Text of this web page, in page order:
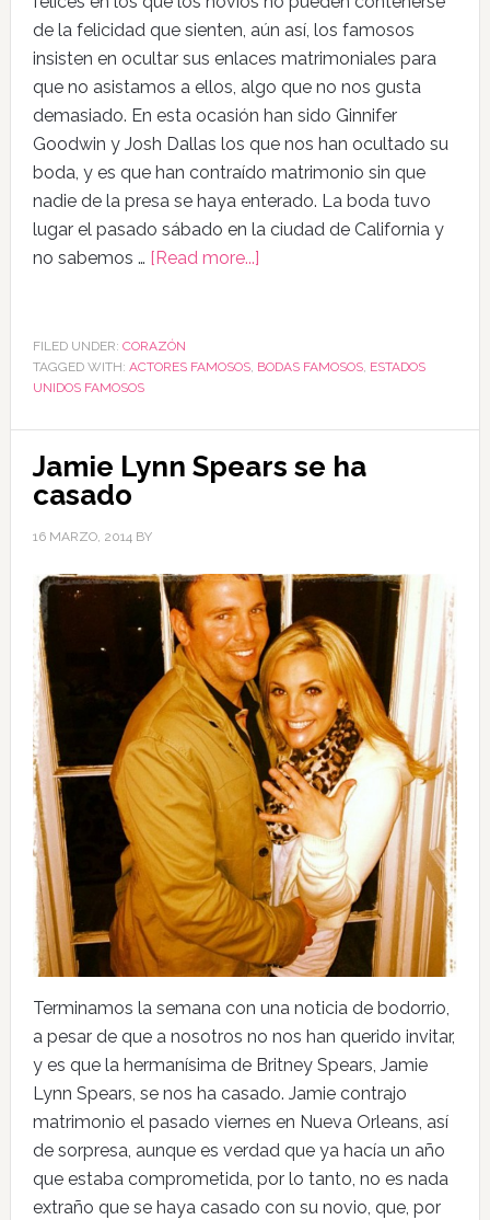
de la felicidad que sienten, aún así, los famosos
insisten en ocultar sus enlaces matrimoniales para
que no asistamos a ellos, algo que no nos gusta
demasiado. En esta ocasión han sido Ginnifer
Goodwin y Josh Dallas los que nos han ocultado su
boda, y es que han contraído matrimonio sin que
nadie de la presa se haya enterado. La boda tuvo
lugar el pasado sábado en la ciudad de California y
no sabemos … [Read more...]
FILED UNDER: CORAZÓN
TAGGED WITH: ACTORES FAMOSOS, BODAS FAMOSOS, ESTADOS
UNIDOS FAMOSOS
Jamie Lynn Spears se ha
casado
16 MARZO, 2014BY
Terminamos la semana con una noticia de bodorrio,
a pesar de que a nosotros no nos han querido invitar,
y es que la hermanísima de Britney Spears, Jamie
Lynn Spears, se nos ha casado. Jamie contrajo
matrimonio el pasado viernes en Nueva Orleans, así
de sorpresa, aunque es verdad que ya hacía un año
que estaba comprometida, por lo tanto, no es nada
extraño que se haya casado con su novio, que, por